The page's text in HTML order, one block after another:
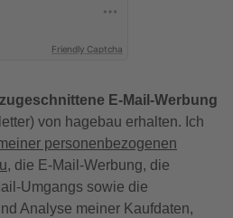
Friendly Captcha
zugeschnittene E-Mail-Werbung
von hagebau erhalten. Ich
personenbezogenen
, die E-Mail-Werbung, die
Umgangs sowie die
Analyse meiner Kaufdaten,